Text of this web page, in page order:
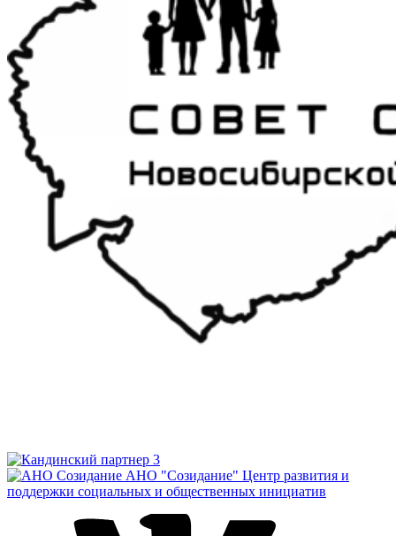
АНО "Созидание" Центр развития и
поддержки социальных и общественных инициатив